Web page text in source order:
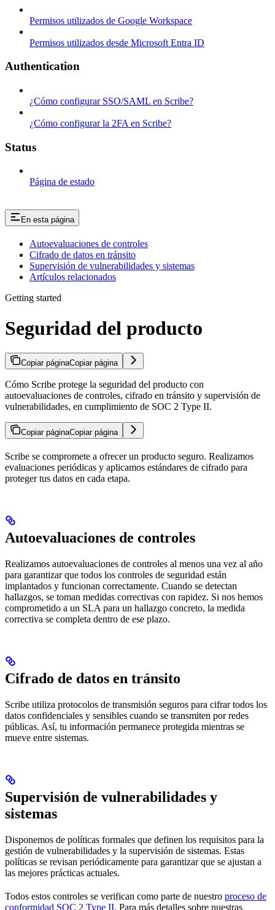
Permisos utilizados de Google Workspace
Permisos utilizados desde Microsoft Entra ID
Authentication
¿Cómo configurar SSO/SAML en Scribe?
¿Cómo configurar la 2FA en Scribe?
Status
Página de estado
En esta página
Autoevaluaciones de controles
Cifrado de datos en tránsito
Supervisión de vulnerabilidades y sistemas
Artículos relacionados
Getting started
Seguridad del producto
Copiar páginaCopiar página
Cómo Scribe protege la seguridad del producto con
autoevaluaciones de controles, cifrado en tránsito y supervisión de
vulnerabilidades, en cumplimiento de SOC 2 Type II.
Copiar páginaCopiar página
Scribe se compromete a ofrecer un producto seguro. Realizamos
evaluaciones periódicas y aplicamos estándares de cifrado para
proteger tus datos en cada etapa.
Autoevaluaciones de controles
Realizamos autoevaluaciones de controles al menos una vez al año
para garantizar que todos los controles de seguridad están
implantados y funcionan correctamente. Cuando se detectan
hallazgos, se toman medidas correctivas con rapidez. Si nos hemos
comprometido a un SLA para un hallazgo concreto, la medida
correctiva se completa dentro de ese plazo.
Cifrado de datos en tránsito
Scribe utiliza protocolos de transmisión seguros para cifrar todos los
datos confidenciales y sensibles cuando se transmiten por redes
públicas. Así, tu información permanece protegida mientras se
mueve entre sistemas.
Supervisión de vulnerabilidades y
sistemas
Disponemos de políticas formales que definen los requisitos para la
gestión de vulnerabilidades y la supervisión de sistemas. Estas
políticas se revisan periódicamente para garantizar que se ajustan a
las mejores prácticas actuales.
Todos estos controles se verifican como parte de nuestro proceso de
conformidad SOC 2 Type II. Para más detalles sobre nuestras